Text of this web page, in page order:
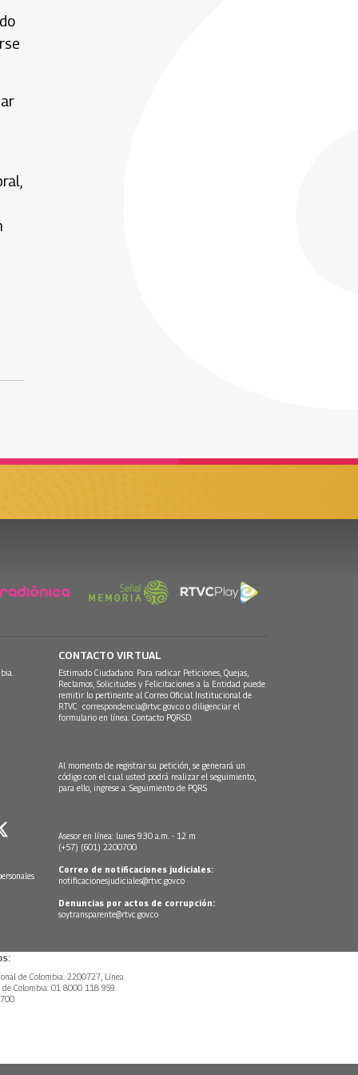
CONTACTO VIRTUAL
Estimado Ciudadano: Para radicar Peticiones, Quejas,
Reclamos, Solicitudes y Felicitaciones a la Entidad puede
remitir lo pertinente al Correo Oficial Institucional de
RTVC correspondencia@rtvc.gov.co o diligenciar el
formulario en línea: Contacto PQRSD.
Al momento de registrar su petición, se generará un
código con el cual usted podrá realizar el seguimiento,
para ello, ingrese a: Seguimiento de PQRS
Asesor en línea: lunes 9:30 a.m. - 12 m
(+57) (601) 2200700
Correo de notificaciones judiciales:
notificacionesjudiciales@rtvc.gov.co
Denuncias por actos de corrupción:
soytransparente@rtvc.gov.co
de Colombia: 2200727, Línea
Colombia: 01 8000 118 959.